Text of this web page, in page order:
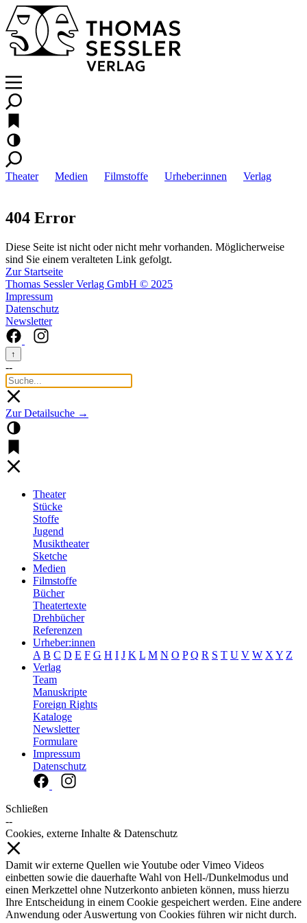
Theater Medien Filmstoffe Urheber:innen Verlag
404 Error
Diese Seite ist nicht oder nicht mehr vorhanden. Möglicherweise
sind Sie einem veralteten Link gefolgt.
Zur Startseite
Thomas Sessler Verlag GmbH © 2025
Impressum
Datenschutz
Newsletter
↑
--
Zur Detailsuche →
Theater
Stücke
Stoffe
Jugend
Musiktheater
Sketche
Medien
Filmstoffe
Bücher
Theatertexte
Drehbücher
Referenzen
Urheber:innen
A B C D E F G H I J K L M N O P Q R S T U V W X Y Z
Verlag
Team
Manuskripte
Foreign Rights
Kataloge
Newsletter
Formulare
Impressum
Datenschutz
Schließen
--
Cookies, externe Inhalte & Datenschutz
Damit wir externe Quellen wie Youtube oder Vimeo Videos
einbetten sowie die dauerhafte Wahl von Hell-/Dunkelmodus und
einen Merkzettel ohne Nutzerkonto anbieten können, muss hierzu
Ihre Entscheidung in einem Cookie gespeichert werden. Eine andere
Anwendung oder Auswertung von Cookies führen wir nicht durch.